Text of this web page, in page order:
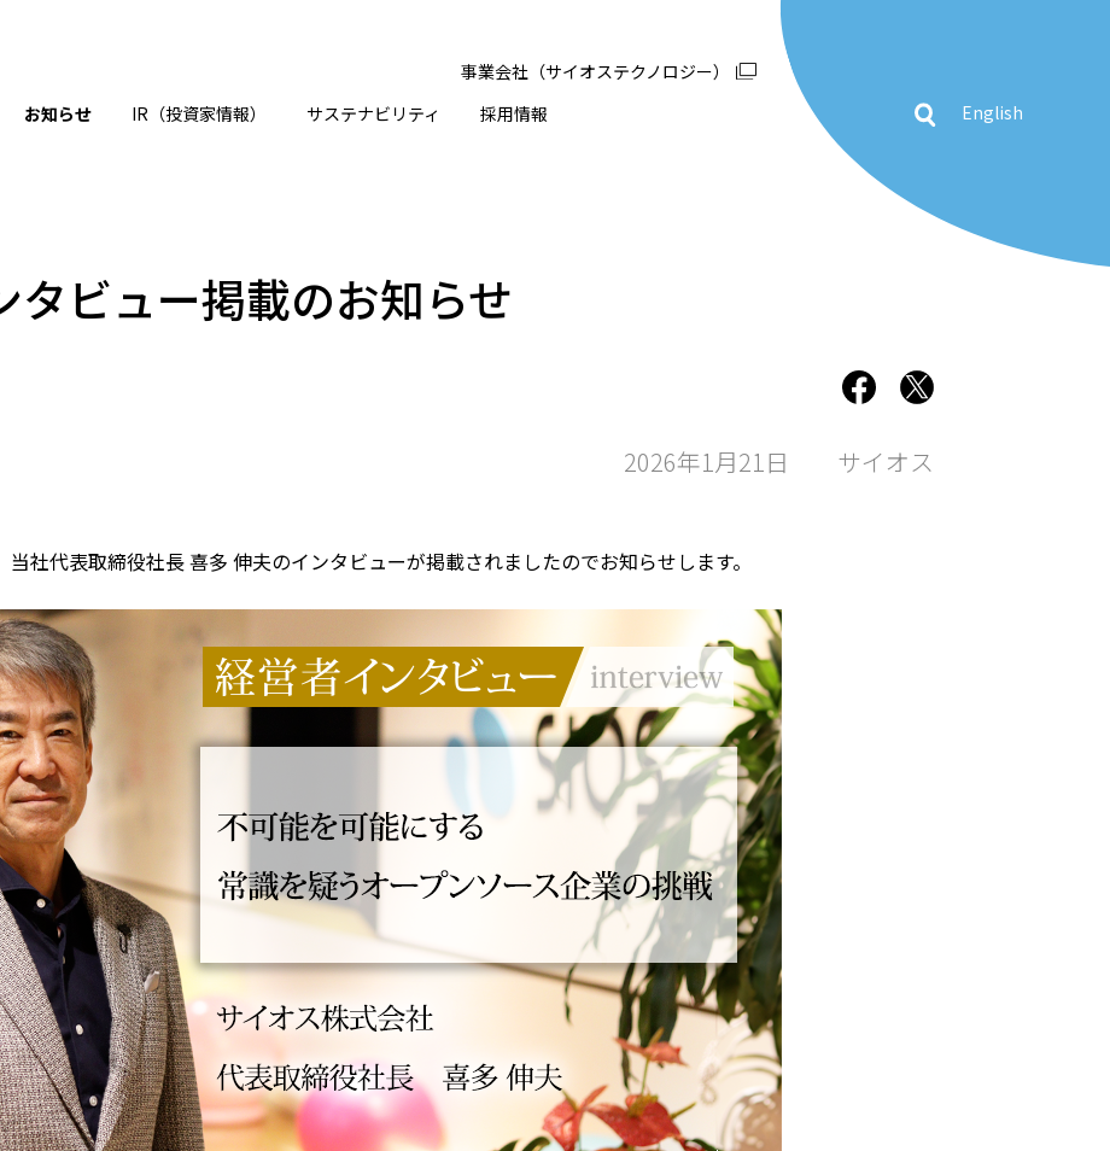
事業会社（サイオステクノロジー）
お知らせ IR（投資家情報） サステナビリティ 採用情報 English
タビュー掲載のお知らせ
2026年1月21日 サイオス
社代表取締役社長 喜多 伸夫のインタビューが掲載されましたのでお知らせします。